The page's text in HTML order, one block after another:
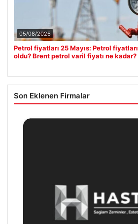
05/08/2026
Petrol fiyatları 25 Mayıs: Petrol
oldu? Brent petrol varil fiyatı ne kadar?
Son Eklenen Firmalar